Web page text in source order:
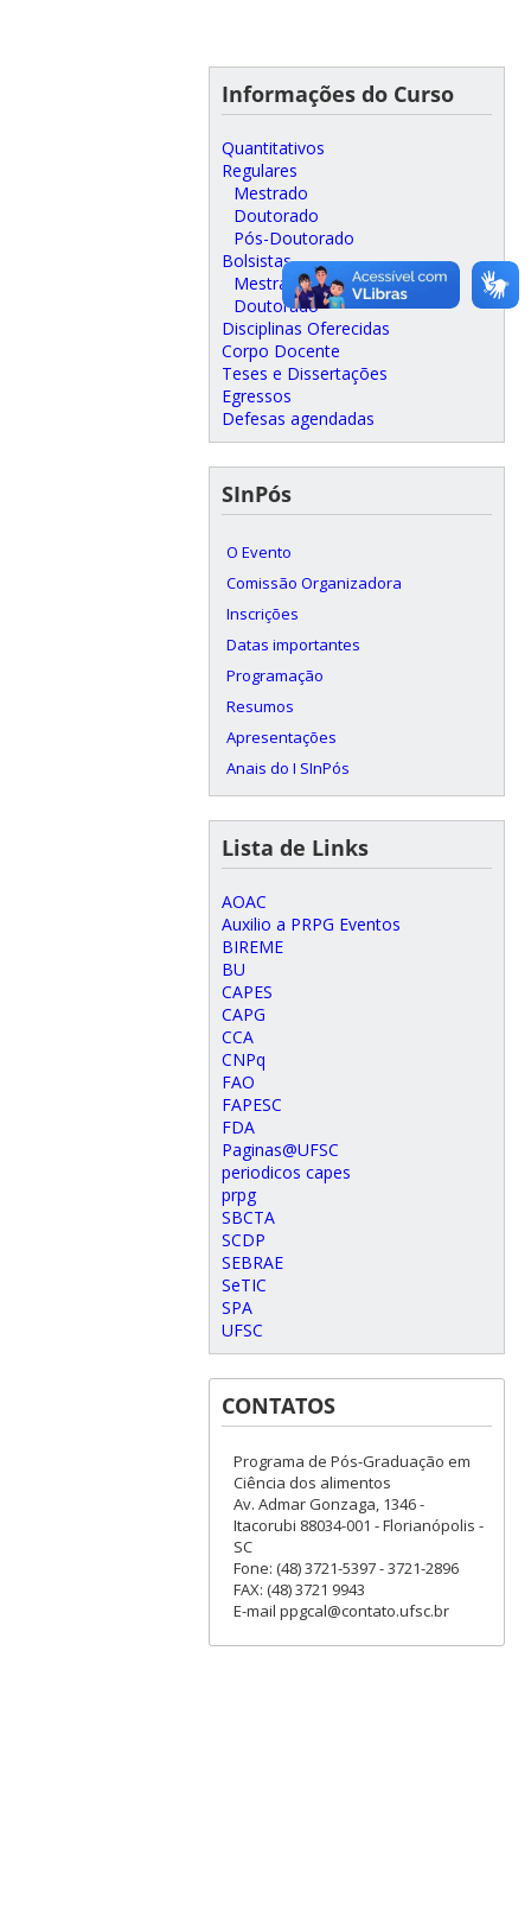
Informações do Curso
Quantitativos
Regulares
Mestrado
Doutorado
Pós-Doutorado
Bolsistas
Mestrado
Doutorado
Disciplinas Oferecidas
Corpo Docente
Teses e Dissertações
Egressos
Defesas agendadas
SInPós
O Evento
Comissão Organizadora
Inscrições
Datas importantes
Programação
Resumos
Apresentações
Anais do I SInPós
Lista de Links
AOAC
Auxilio a PRPG Eventos
BIREME
BU
CAPES
CAPG
CCA
CNPq
FAO
FAPESC
FDA
Paginas@UFSC
periodicos capes
prpg
SBCTA
SCDP
SEBRAE
SeTIC
SPA
UFSC
CONTATOS
Programa de Pós-Graduação em
Ciência dos alimentos
Av. Admar Gonzaga, 1346 -
Itacorubi 88034-001 - Florianópolis -
SC
Fone: (48) 3721-5397 - 3721-2896
FAX: (48) 3721 9943
E-mail ppgcal@contato.ufsc.br